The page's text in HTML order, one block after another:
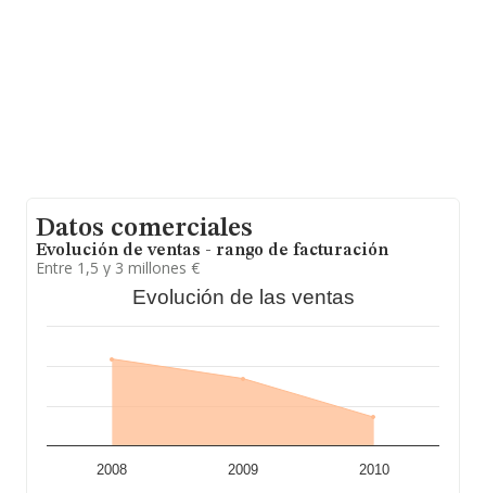
Datos comerciales
Evolución de ventas - rango de facturación
Entre 1,5 y 3 millones €
Evolución de las ventas
2008 2009 2010